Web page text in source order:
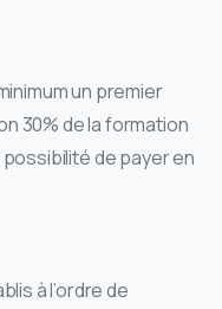
un premier
30% de la formation
de payer en
à l’ordre de